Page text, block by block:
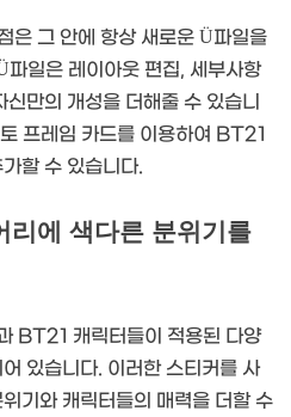
은 그 안에 항상 새로운 Ü파일을
파일은 레이아웃 편집, 세부사항
만의 개성을 더해줄 수 있습니
프레임 카드를 이용하여 BT21
할 수 있습니다.
에 색다른 분위기를
BT21 캐릭터들이 적용된 다양
있습니다. 이러한 스티커를 사
기와 캐릭터들의 매력을 더할 수